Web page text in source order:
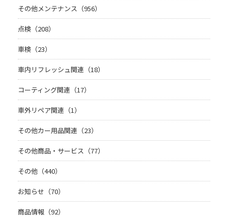
その他メンテナンス（956）
点検（208）
車検（23）
車内リフレッシュ関連（18）
コーティング関連（17）
車外リペア関連（1）
その他カー用品関連（23）
その他商品・サービス（77）
その他（440）
お知らせ（70）
商品情報（92）